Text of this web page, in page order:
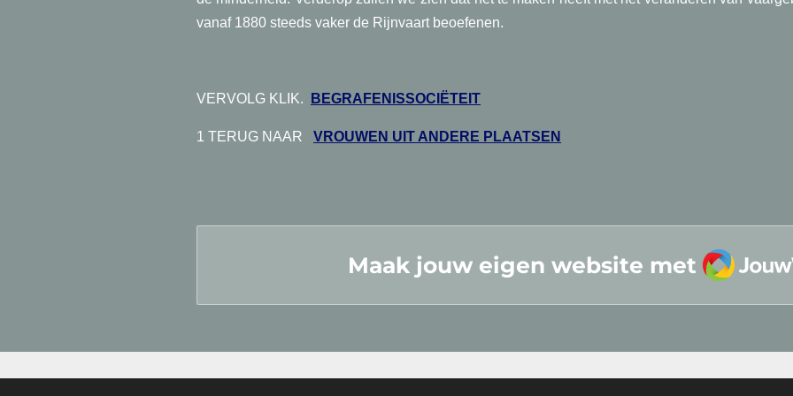
vanaf 1880 steeds vaker de Rijnvaart beoefenen.
VERVOLG KLIK. BEGRAFENISSOCIËTEIT
1 TERUG NAAR VROUWEN UIT ANDERE PLAATSEN
Maak jouw eigen website met